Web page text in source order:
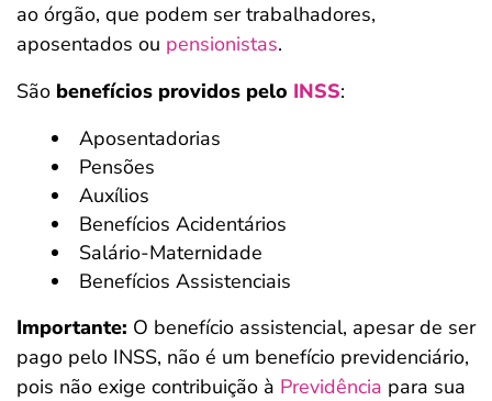
ao órgão, que podem ser trabalhadores,
aposentados ou pensionistas.
São benefícios providos pelo INSS:
Aposentadorias
Pensões
Auxílios
Benefícios Acidentários
Salário-Maternidade
Benefícios Assistenciais
Importante: O benefício assistencial, apesar de ser
pago pelo INSS, não é um benefício previdenciário,
pois não exige contribuição à Previdência para sua